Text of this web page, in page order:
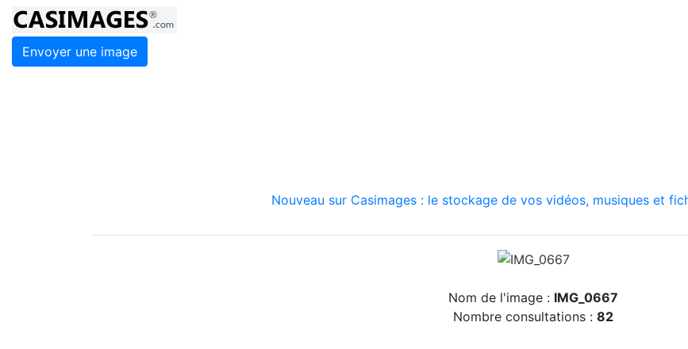
Envoyer une image
Nouveau sur Casimages : le stockage de vos vidéos, musiques et
Nom de l'image : IMG_0667
Nombre consultations : 82